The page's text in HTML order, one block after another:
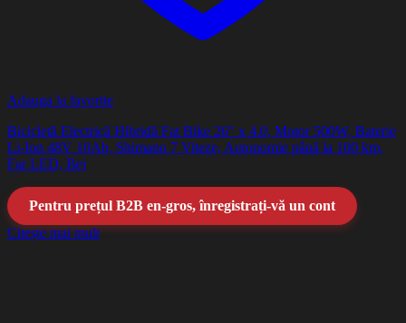
Adauga la favorite
Bicicletă Electrică Hibridă Fat Bike 26″ x 4.0, Motor 500W, Baterie
Li-Ion 48V 10Ah, Shimano 7 Viteze, Autonomie până la 100 km,
Far LED, Bej
Pentru prețul B2B en-gros, înregistrați-vă un cont
Citește mai mult